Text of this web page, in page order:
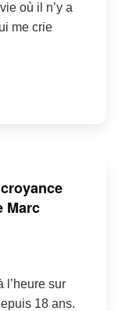
où il n’y a
me crie
Marc
l’heure sur
18 ans.